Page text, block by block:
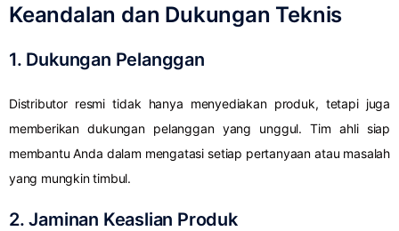
Keandalan dan Dukungan Teknis
1. Dukungan Pelanggan
Distributor resmi tidak hanya menyediakan produk, tetapi juga
memberikan dukungan pelanggan yang unggul. Tim ahli siap
membantu Anda dalam mengatasi setiap pertanyaan atau masalah
yang mungkin timbul.
2. Jaminan Keaslian Produk